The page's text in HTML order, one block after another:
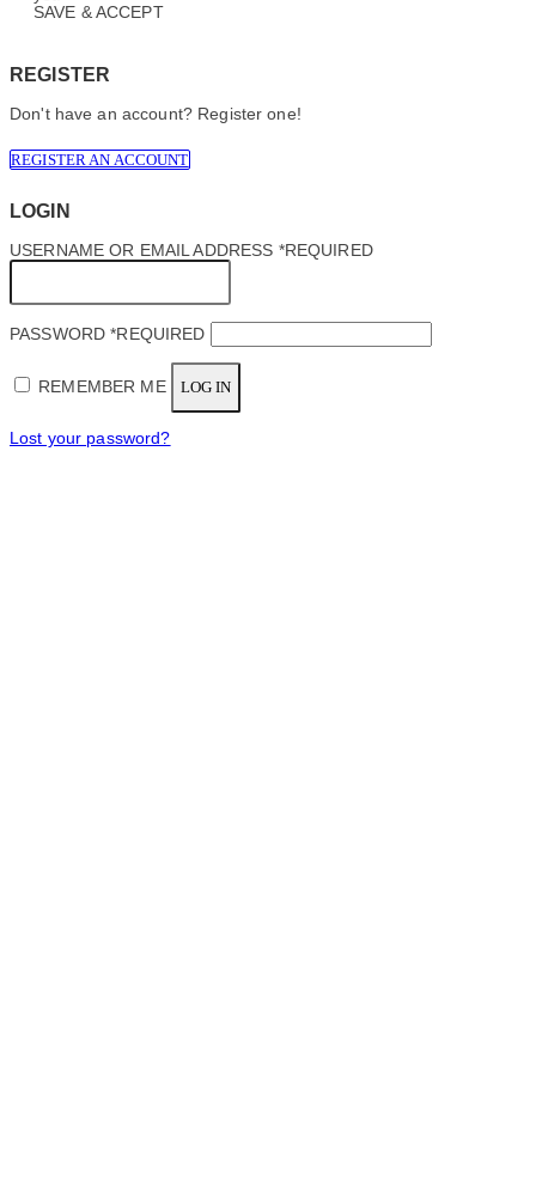
SAVE & ACCEPT
REGISTER
Don't have an account? Register one!
REGISTER AN ACCOUNT
LOGIN
USERNAME OR EMAIL ADDRESS *REQUIRED
PASSWORD*REQUIRED
REMEMBER ME LOG IN
Lost your password?